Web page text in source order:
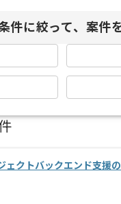
件に絞って、案件
ェクトバックエンド支援